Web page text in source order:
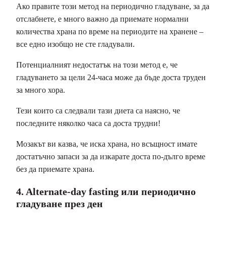
Ако правите този метод на периодично гладуване, за да
отслабнете, е много важно да приемате нормални
количества храна по време на периодите на хранене –
все едно изобщо не сте гладували.
Потенциалният недостатък на този метод е, че
гладуването за цели 24-часа може да бъде доста труден
за много хора.
Тези които са следвали тази диета са наясно, че
последните няколко часа са доста трудни!
Мозакът ви казва, че иска храна, но всъщност имате
достатъчно запаси за да изкарате доста по-дълго време
без да приемате храна.
4. Alternate-day fasting или периодично
гладуване през ден